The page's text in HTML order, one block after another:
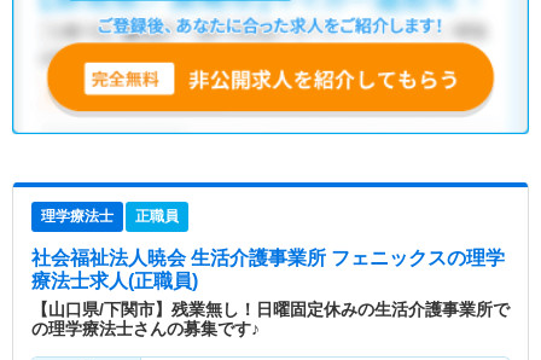
理学療法士 正職員
社会福祉法人暁会 生活介護事業所 フェニックスの理学
療法士求人(正職員)
【山口県/下関市】残業無し！日曜固定休みの生活介護事業所で
の理学療法士さんの募集です♪